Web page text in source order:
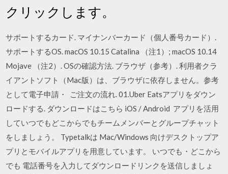
クリックします。
サポートするカード. マイナンバーカード（個人番号カード）.
サポートするOS. macOS 10.15 Catalina （注1）; macOS 10.14
Mojave （注2）. OSの確認方法. ブラウザ（参考）. 利用者クラ
イアントソフト（Mac版）は、ブラウザに依存しません。参考
として電子申請・ ご注文の流れ. 01.Uber Eatsアプリをダウン
ロードする. ダウンロードはこちら iOS / Android アプリを活用
していつでもどこからでもチームメンバーとグループチャット
をしましょう。 Typetalkは Mac/Windows 向けデスクトップア
プリとモバイルアプリを用意しています。 いつでも・どこから
でも 電話番号を入力してダウンロードリンクを送信しましょ